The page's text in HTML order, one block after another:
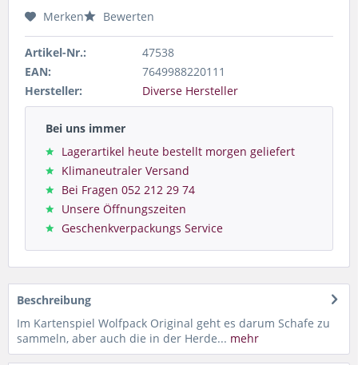
Merken Bewerten
Artikel-Nr.:
47538
EAN:
7649988220111
Hersteller:
Diverse Hersteller
Bei uns immer
Lagerartikel heute bestellt morgen geliefert
Klimaneutraler Versand
Bei Fragen 052 212 29 74
Unsere Öffnungszeiten
Geschenkverpackungs Service
Beschreibung
Im Kartenspiel Wolfpack Original geht es darum Schafe zu
sammeln, aber auch die in der Herde... mehr